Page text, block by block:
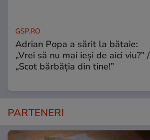
GSP.RO
Adrian Popa a sărit la bătaie:
„Vrei să nu mai ieși de aici viu?” /
„Scot bărbăția din tine!”
PARTENERI